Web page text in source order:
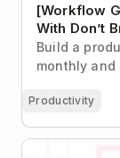
[Workflow
With Don’t
Build a
monthly
Productivity
Kickstart